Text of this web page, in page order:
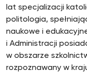
lat specjalizacji
politologia,
naukowe i
i Administracji
w obszarze
rozpoznawany w